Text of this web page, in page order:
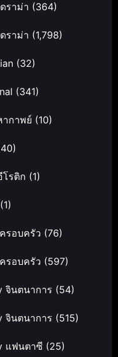
ราม่า (364)
ราม่า (1,798)
(32)
(341)
กาพย์ (10)
โรติก (1)
(1)
รอบครัว (76)
รอบครัว (597)
จินตนาการ (54)
จินตนาการ (515)
แฟนตาซี (25)